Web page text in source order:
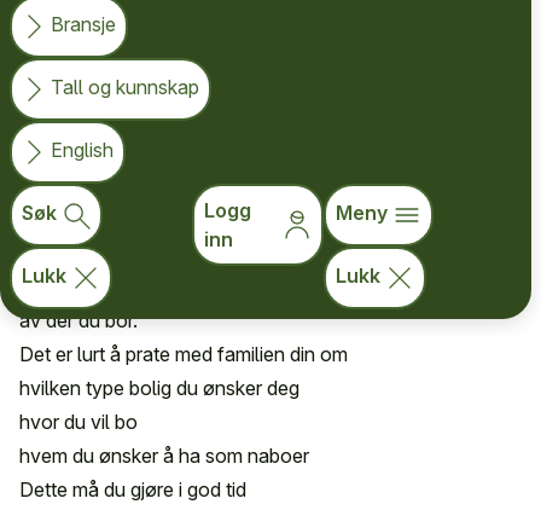
Bransje
Tall og kunnskap
English
Søk
Lukk
Logg
inn
Meny
Lukk
En bolig kan være en leilighet eller et hus.
En god bolig er
et hjem hvor du liker å være
et sted du bestemmer selv
et sted med gode naboer og venner som bor nærme
Butikker, kino, kafeer
eller andre ting du liker å gjøre,
bør være i nær-heten
av der du bor.
Det er lurt å prate med familien din om
hvilken type bolig du ønsker deg
hvor du vil bo
hvem du ønsker å ha som naboer
Dette må du gjøre i god tid